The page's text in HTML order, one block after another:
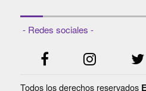
- Redes sociales -
Todos los derechos reservados